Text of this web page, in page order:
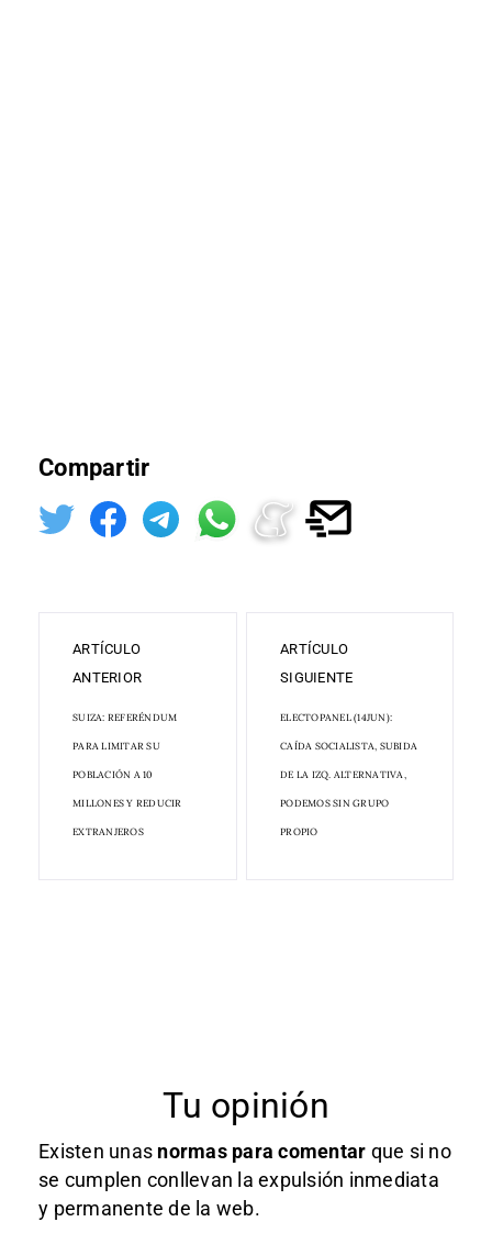
Compartir
ARTÍCULO
ANTERIOR
SUIZA: REFERÉNDUM
PARA LIMITAR SU
POBLACIÓN A 10
MILLONES Y REDUCIR
EXTRANJEROS
ARTÍCULO
SIGUIENTE
ELECTOPANEL (14JUN):
CAÍDA SOCIALISTA, SUBIDA
DE LA IZQ. ALTERNATIVA,
PODEMOS SIN GRUPO
PROPIO
Tu opinión
Existen unas normas para comentar que si no
se cumplen conllevan la expulsión inmediata
y permanente de la web.